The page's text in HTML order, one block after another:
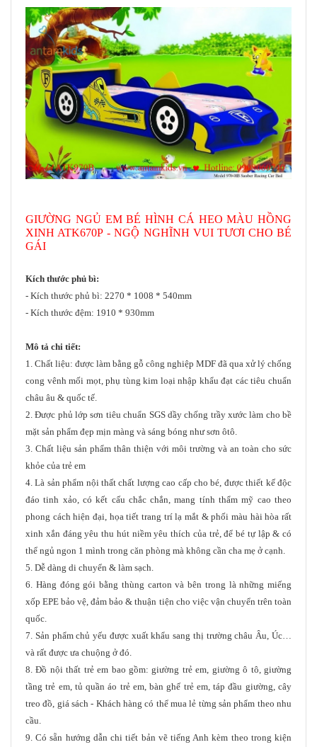
GIƯỜNG NGỦ EM BÉ HÌNH CÁ HEO MÀU HỒNG
XINH ATK670P - NGỘ NGHĨNH VUI TƯƠI CHO BÉ
GÁI
Kích thước phủ bì:
- Kích thước phủ bì: 2270 * 1008 * 540mm
- Kích thước đệm: 1910 * 930mm
Mô tả chi tiết:
1. Chất liệu: được làm bằng gỗ công nghiệp MDF đã qua xử lý chống
cong vênh mối mọt, phụ tùng kim loại nhập khẩu đạt các tiêu chuẩn
châu âu & quốc tế.
2. Được phủ lớp sơn tiêu chuẩn SGS dầy chống trầy xước làm cho bề
mặt sản phẩm đẹp mịn màng và sáng bóng như sơn ôtô.
3. Chất liệu sản phẩm thân thiện với môi trường và an toàn cho sức
khỏe của trẻ em
4. Là sản phẩm nội thất chất lượng cao cấp cho bé, được thiết kế độc
đáo tinh xảo, có kết cấu chắc chắn, mang tính thẩm mỹ cao theo
phong cách hiện đại, họa tiết trang trí lạ mắt & phối màu hài hòa rất
xinh xắn đáng yêu thu hút niềm yêu thích của trẻ, để bé tự lập & có
thể ngủ ngon 1 mình trong căn phòng mà không cần cha mẹ ở cạnh.
5. Dễ dàng di chuyển & làm sạch.
6. Hàng đóng gói bằng thùng carton và bên trong là những miếng
xốp EPE bảo vệ, đảm bảo & thuận tiện cho việc vận chuyển trên toàn
quốc.
7. Sản phẩm chủ yếu được xuất khẩu sang thị trường châu Âu, Úc…
và rất được ưa chuộng ở đó.
8. Đồ nội thất trẻ em bao gồm: giường trẻ em, giường ô tô, giường
tầng trẻ em, tủ quần áo trẻ em, bàn ghế trẻ em, táp đầu giường, cây
treo đồ, giá sách - Khách hàng có thể mua lẻ từng sản phẩm theo nhu
cầu.
9. Có sẵn hướng dẫn chi tiết bản vẽ tiếng Anh kèm theo trong kiện